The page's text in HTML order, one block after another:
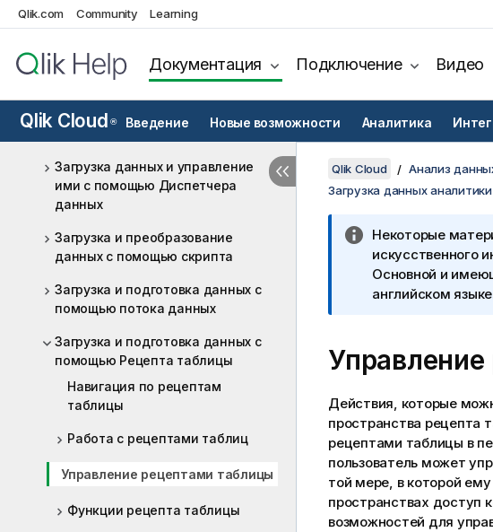
Qlik.com Community Learning
Документация Подключение Видео
Qlik Cloud ® Введение Новые возможности Аналитика
Загрузка данных из каталога
Загрузка данных с торговой
площадки данных
Загрузка данных и управление
ими с помощью Диспетчера
данных
Загрузка и преобразование
данных с помощью скрипта
Загрузка и подготовка данных с
помощью потока данных
Загрузка и подготовка данных с
помощью Рецепта таблицы
Навигация по рецептам
таблицы
Работа с рецептами таблиц
Управление рецептами таблицы
Функции рецепта таблицы
Qlik Cloud Анализ
Загрузка данных аналитики
Некоторые
искусственного
Основной и
английском
Действия, которые
пространства рецепта
рецептами таблицы в
пользователь может
той мере, в которой
пространствах доступ
возможностей для